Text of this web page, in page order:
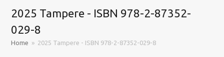
2025 Tampere - ISBN 978-2-87352-
029-8
Home » 2025 Tampere - ISBN 978-2-87352-029-8